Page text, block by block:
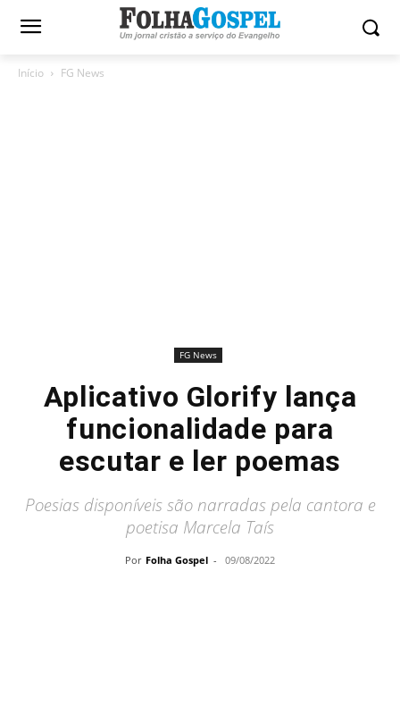
Início FG News
FG News
Aplicativo Glorify lança
funcionalidade para
escutar e ler poemas
Poesias disponíveis são narradas pela cantora e
poetisa Marcela Taís
Por Folha Gospel - 09/08/2022